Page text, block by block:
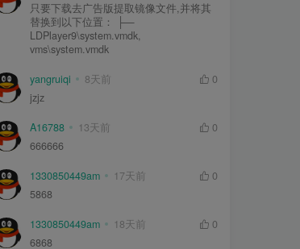
只要下载去广告版提取镜像文件,并将其
替换到以下位置： ├—
LDPlayer9\system.vmdk,
vms\system.vmdk
yangruiqi 8天前
0
jzjz
A16788 13天前
0
666666
1330850449am 17天前
0
5868
1330850449am 18天前
0
6868